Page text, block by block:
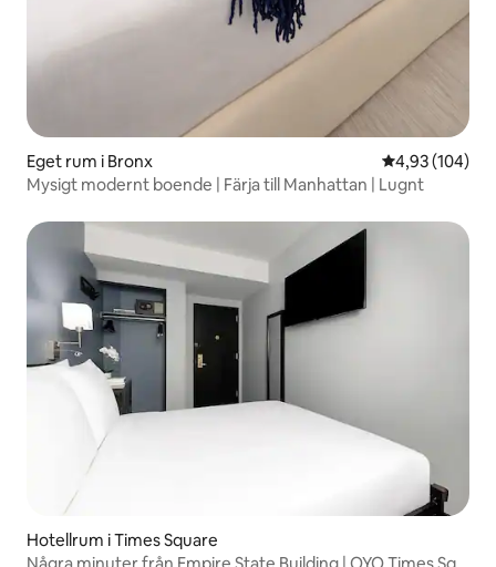
Eget rum i Bronx 4,93 av 5 i
4,93 (104)
Mysigt modernt boende | Färja till Manhattan | Lugnt
Hotellrum i Times Square